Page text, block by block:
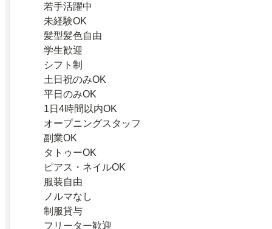
若手活躍中
未経験OK
髪型髪色自由
学生歓迎
シフト制
土日祝のみOK
平日のみOK
1日4時間以内OK
オープニングスタッフ
副業OK
タトゥーOK
ピアス・ネイルOK
服装自由
ノルマなし
制服貸与
フリーター歓迎